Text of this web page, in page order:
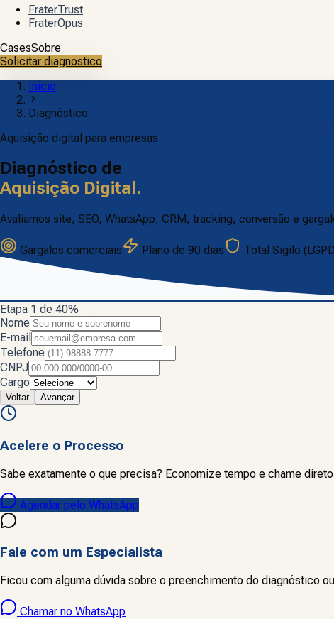
FraterTrust
FraterOpus
CasesSobre
Solicitar diagnostico
Início
Diagnóstico
Aquisição digital para empresas
Diagnóstico de
Aquisição Digital.
Avaliamos site, SEO, WhatsApp, CRM, tracking, conversão e
Gargalos comerciais Plano de 90 dias Total Sigilo
Etapa 1 de 40%
Nome
E-mail
Telefone
CNPJ
Cargo
Voltar Avançar
Acelere o Processo
Sabe exatamente o que precisa? Economize tempo e chame
Agendar pelo WhatsApp
Fale com um Especialista
Ficou com alguma dúvida sobre o preenchimento do diagnóstico
Chamar no WhatsApp